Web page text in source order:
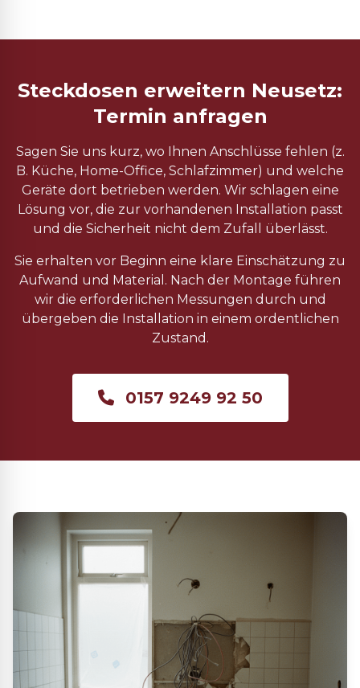
Steckdosen erweitern Neusetz:
Termin anfragen
Sagen Sie uns kurz, wo Ihnen Anschlüsse fehlen (z.
B. Küche, Home-Office, Schlafzimmer) und welche
Geräte dort betrieben werden. Wir schlagen eine
Lösung vor, die zur vorhandenen Installation passt
und die Sicherheit nicht dem Zufall überlässt.
Sie erhalten vor Beginn eine klare Einschätzung zu
Aufwand und Material. Nach der Montage führen
wir die erforderlichen Messungen durch und
übergeben die Installation in einem ordentlichen
Zustand.
0157 9249 92 50